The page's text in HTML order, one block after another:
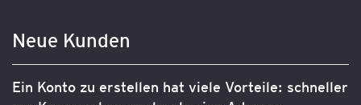
Neue Kunden
Ein Konto zu erstellen hat viele Vorteile: schneller